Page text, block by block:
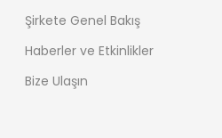
Şirkete Genel Bakış
Haberler ve Etkinlikler
Bize Ulaşın